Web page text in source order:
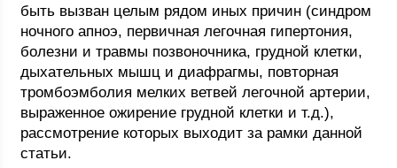
быть вызван целым рядом иных причин (синдром
ночного апноэ, первичная легочная гипертония,
болезни и травмы позвоночника, грудной клетки,
дыхательных мышц и диафрагмы, повторная
тромбоэмболия мелких ветвей легочной артерии,
выраженное ожирение грудной клетки и т.д.),
рассмотрение которых выходит за рамки данной
статьи.